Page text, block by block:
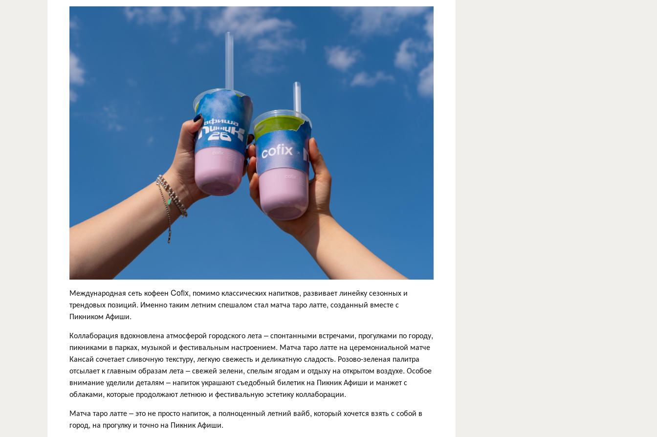
Международная сеть кофеен Cofix, помимо классических напитков, развивает линейку сезонных и
трендовых позиций. Именно таким летним спешалом стал матча таро латте, созданный вместе с
Пикником Афиши.
Коллаборация вдохновлена атмосферой городского лета – спонтанными встречами, прогулками по городу,
пикниками в парках, музыкой и фестивальным настроением. Матча таро латте на церемониальной матче
Кансай сочетает сливочную текстуру, легкую свежесть и деликатную сладость. Розово-зеленая палитра
отсылает к главным образам лета – свежей зелени, спелым ягодам и отдыху на открытом воздухе. Особое
внимание уделили деталям – напиток украшают съедобный билетик на Пикник Афиши и манжет с
облаками, которые продолжают летнюю и фестивальную эстетику коллаборации.
Матча таро латте – это не просто напиток, а полноценный летний вайб, который хочется взять с собой в
город, на прогулку и точно на Пикник Афиши.